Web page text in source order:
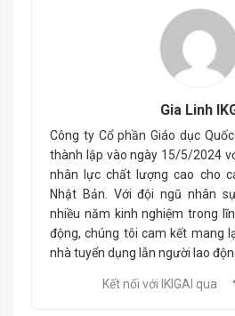
Gia Linh
Công ty Cổ phần Giáo dục
thành lập vào ngày 15/5/2024
nhân lực chất lượng cao cho
Nhật Bản. Với đội ngũ nhân
nhiều năm kinh nghiệm trong
động, chúng tôi cam kết mang
nhà tuyển dụng lẫn người lao
Kết nối với IKIGAI qua